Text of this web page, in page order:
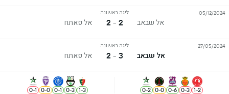
אל שבאב
ליגה ראשונה
2 - 2 אל פאתח
05/12/2024
אל שבאב
ליגה ראשונה
3 - 2 אל פאתח
27/05/2024
2
-
1
3
-
0
6
-
0
0
-
0
2
-
0
3
-
1
3
-
0
1
-
0
0
-
0
1
-
0